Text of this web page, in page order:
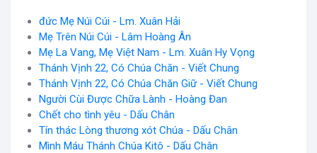
đức Mẹ Núi Cúi - Lm. Xuân Hải
Mẹ Trên Núi Cúi - Lâm Hoàng Ân
Mẹ La Vang, Mẹ Việt Nam - Lm. Xuân Hy Vọng
Thánh Vịnh 22, Có Chúa Chăn - Viết Chung
Thánh Vịnh 22, Có Chúa Chăn Giữ - Viết Chung
Người Cùi Được Chữa Lành - Hoàng Đan
Chết cho tình yêu - Dấu Chân
Tín thác Lòng thương xót Chúa - Dấu Chân
Mình Máu Thánh Chúa Kitô - Dấu Chân